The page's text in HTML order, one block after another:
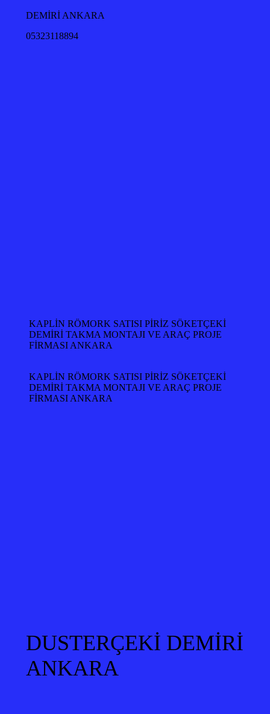
DEMİRİ ANKARA
05323118894
KAPLİN RÖMORK SATISI PİRİZ SÖKETÇEKİ
DEMİRİ TAKMA MONTAJI VE ARAÇ PROJE
FİRMASI ANKARA
KAPLİN RÖMORK SATISI PİRİZ SÖKETÇEKİ
DEMİRİ TAKMA MONTAJI VE ARAÇ PROJE
FİRMASI ANKARA
DUSTERÇEKİ DEMİRİ
ANKARA